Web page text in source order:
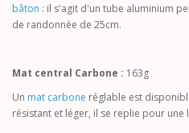
bâton : il s'agit d'un tube aluminium
de randonnée de 25cm.
Mat central Carbone : 163g
Un mat carbone réglable est
résistant et léger, il se replie pour une